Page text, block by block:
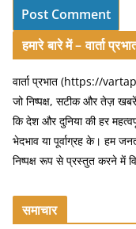
हमारे बारे में – वार्ता
वार्ता प्रभात (https://
जो निष्पक्ष, सटीक और तेज़
कि देश और दुनिया की हर
भेदभाव या पूर्वाग्रह के। हम
निष्पक्ष रूप से प्रस्तुत करने में
समाचार